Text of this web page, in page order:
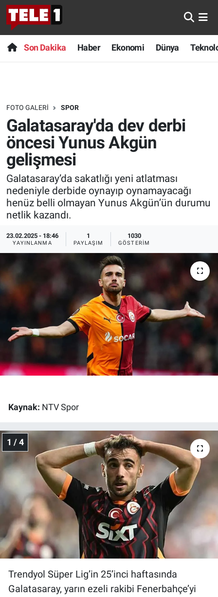
Son Dakika Haber Ekonomi Dünya
FOTO GALERI SPOR
Galatasaray'da dev derbi
öncesi Yunus Akgün
gelişmesi
Galatasaray’da sakatlığı yeni atlatması
nedeniyle derbide oynayıp oynamayacağı
henüz belli olmayan Yunus Akgün’ün durumu
netlik kazandı.
23.02.2025 - 18:46
YAYINLANMA
1
PAYLAŞIM
1030
GÖSTERIM
Kaynak: NTV Spor
1 / 4
Trendyol Süper Lig’in 25’inci haftasında
Galatasaray, yarın ezeli rakibi Fenerbahçe’yi
Anında Manşet
Başka Sohbetler
Bilim turu
Bilim ve Teknoloji Evreni
Doğa Konuşuyor
Dünya
Ege Saati
Ege'den Esintiler
Ekonomi
Forum
Gerçeğin İzinde
Gün Bitiyor
Gün Ortası
Gündem Özel
Günün görüntüsü
Haber
İlan
Kimdir
Koronavirüs
Son Dakika
Haber
Dünya
Teknoloji
Sağlık
Spor
Yayın Akışı
İletişim
Nöbetçi Eczaneler
Hava Durumu
Trafik Durumu
Süper Lig Puan Durumu ve Fikstür
Tüm Manşetler
Son Dakika Haberleri
Haber Arşivi